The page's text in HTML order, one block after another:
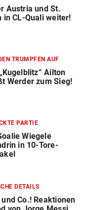
Austria und St.
in CL-Quali weiter!
TRUMPFEN AUF
Ailton
Werder zum Sieg!
PARTIE
Wiegele
in 10-Tore-
DETAILS
und Co.! Reaktionen